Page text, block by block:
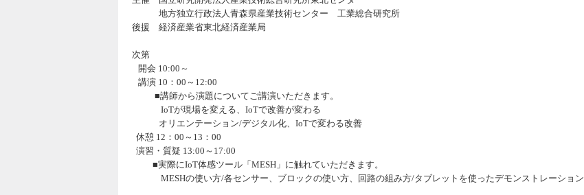
地方独立行政法人青森県産業技術センター 工業総合研究所
後援 経済産業省東北経済産業局
次第
開会 10:00～
講演 10：00～12:00
■講師から演題についてご講演いただきます。
IoTが現場を変える、IoTで改善が変わる
オリエンテーション/デジタル化、IoTで変わる改善
休憩 12：00～13：00
演習・質疑 13:00～17:00
■実際にIoT体感ツール「MESH」に触れていただきます。
MESHの使い方/各センサー、ブロックの使い方、回路の組み方/タブレットを使ったデモンストレーション